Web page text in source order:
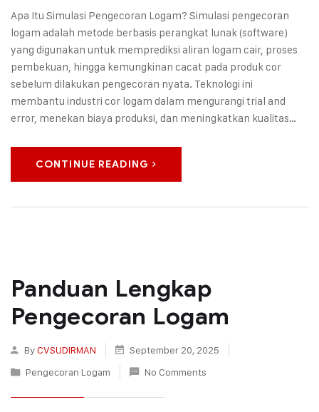
Apa Itu Simulasi Pengecoran Logam? Simulasi pengecoran
logam adalah metode berbasis perangkat lunak (software)
yang digunakan untuk memprediksi aliran logam cair, proses
pembekuan, hingga kemungkinan cacat pada produk cor
sebelum dilakukan pengecoran nyata. Teknologi ini
membantu industri cor logam dalam mengurangi trial and
error, menekan biaya produksi, dan meningkatkan kualitas…
CONTINUE READING
Panduan Lengkap
Pengecoran Logam
ByCVSUDIRMAN
September 20, 2025
Pengecoran Logam
No Comments